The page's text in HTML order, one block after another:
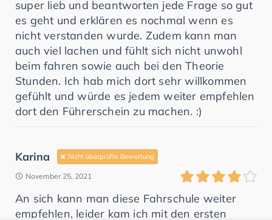
super lieb und beantworten jede Frage so gut
es geht und erklären es nochmal wenn es
nicht verstanden wurde. Zudem kann man
auch viel lachen und fühlt sich nicht unwohl
beim fahren sowie auch bei den Theorie
Stunden. Ich hab mich dort sehr willkommen
gefühlt und würde es jedem weiter empfehlen
dort den Führerschein zu machen. :)
Karina Nicht überprüfte Bewertung
November 25, 2021
An sich kann man diese Fahrschule weiter
empfehlen, leider kam ich mit den ersten